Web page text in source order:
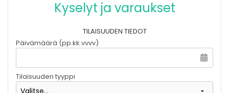
Kyselyt ja varaukset
TILAISUUDEN TIEDOT
Päivämäärä (pp.kk.vvvv)
Tilaisuuden tyyppi